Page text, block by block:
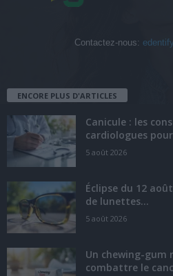
Contactez-nous:
ENCORE PLUS D'ARTICLES
Canicule : les
cardiologues
5 août 2026
Éclipse du 12
de lunettes...
5 août 2026
Un chewing-gum
combattre le